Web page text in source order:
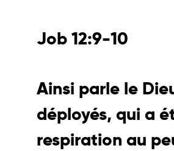
Job 12:9-10
Ainsi parle le
déployés, qui a
respiration au